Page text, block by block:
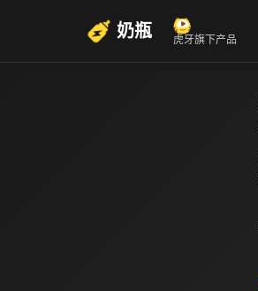
奶瓶 虎牙旗下产品